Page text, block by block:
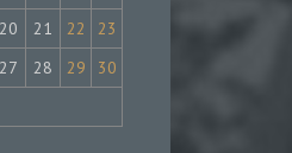
20 21 22
23
27 28 29
30